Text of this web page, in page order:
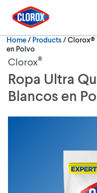
Skip to main navigation
Skip to content
Skip to footer
Home/ Products Current:
Clorox®
en Polvo
Clorox®
Ropa Ultra
Blancos en